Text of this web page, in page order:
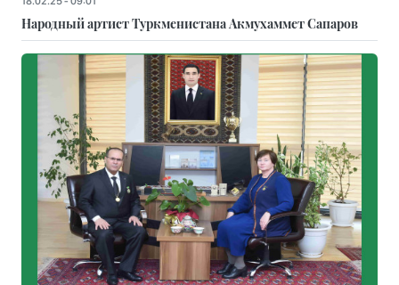
Народный артист Туркменистана Акмухаммет Сапаров